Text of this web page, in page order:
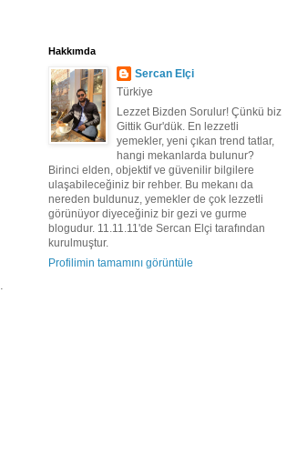
Hakkımda
Sercan Elçi
Türkiye
Lezzet Bizden Sorulur! Çünkü biz
Gittik Gur'dük. En lezzetli
yemekler, yeni çıkan trend tatlar,
hangi mekanlarda bulunur?
Birinci elden, objektif ve güvenilir bilgilere
ulaşabileceğiniz bir rehber. Bu mekanı da
nereden buldunuz, yemekler de çok lezzetli
görünüyor diyeceğiniz bir gezi ve gurme
blogudur. 11.11.11'de Sercan Elçi tarafından
kurulmuştur.
Profilimin tamamını görüntüle